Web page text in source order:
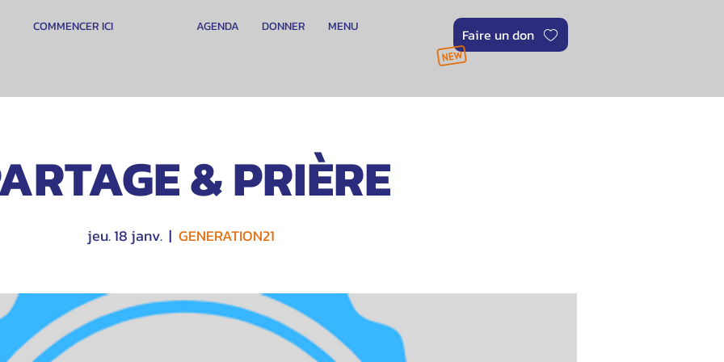
COMMENCER ICI DONNER MENU
AGENDA Faire un don
& PRIÈRE
jeu. 18 janv.
  |
GENERATION21